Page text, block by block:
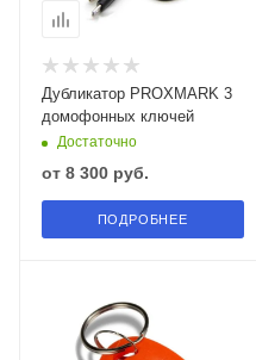
Дубликатор PROXMARK 3
домофонных ключей
Достаточно
от 8 300 руб.
ПОДРОБНЕЕ